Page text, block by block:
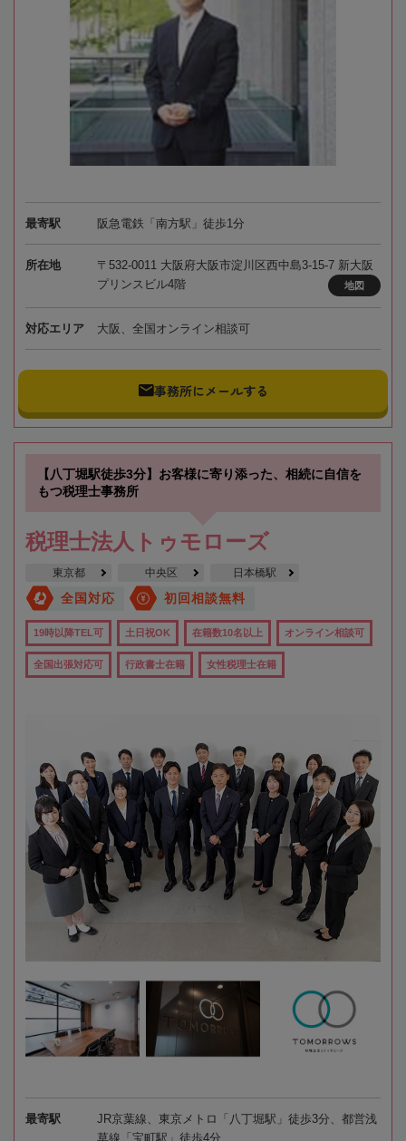
最寄駅 阪急電鉄「南方駅」徒歩1分
所在地
〒532-0011 大阪府大阪市淀川区西中島3-15-7 新大阪
プリンスビル4階
地図
対応エリア 大阪、全国オンライン相談可
事務所にメールする
【八丁堀駅徒歩3分】お客様に寄り添った、相続に自信を
もつ税理士事務所
税理士法人トゥモローズ
東京都 中央区 日本橋駅
全国対応 初回相談無料
19時以降TEL可 土日祝OK 在籍数10名以上 オンライン相談可
全国出張対応可 行政書士在籍 女性税理士在籍
最寄駅
JR京葉線、東京メトロ「八丁堀駅」徒歩3分、都営浅
草線「宝町駅」徒歩4分